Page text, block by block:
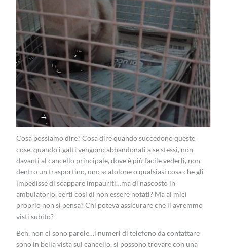
Cosa possiamo dire? Cosa dire quando succedono queste
cose, quando i gatti vengono abbandonati a se stessi, non
davanti al cancello principale, dove è più facile vederli, non
dentro un trasportino, uno scatolone o qualsiasi cosa che gli
impedisse di scappare impauriti…ma di nascosto in
ambulatorio, certi così di non essere notati? Ma ai mici
proprio non si pensa? Chi poteva assicurare che li avremmo
visti subito?
Beh, non ci sono parole…i numeri di telefono da contattare
sono in bella vista sul cancello, si possono trovare con una